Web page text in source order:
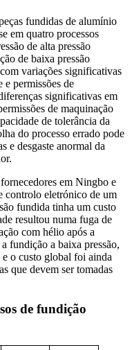
fundidas de alumínio
em quatro processos
de alta pressão
de baixa pressão
variações significativas
e permissões de
significativas em
de maquinação
de tolerância da
do processo errado pode
e desgaste anormal da
em Ningbo e
controlo eletrónico de um
fundida tinha um custo
resultou numa fuga de
com hélio após a
fundição a baixa pressão,
o custo global foi ainda
que devem ser tomadas
de fundição